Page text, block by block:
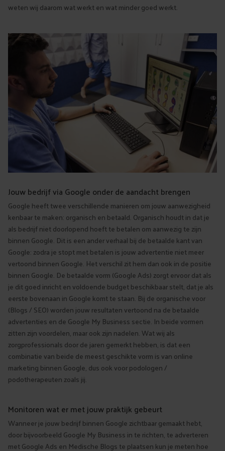
weten wij daarom wat werkt en wat minder goed werkt.
Jouw bedrijf via Google onder de aandacht brengen
Google heeft twee verschillende manieren om jouw aanwezigheid
kenbaar te maken: organisch en betaald. Organisch houdt in dat je
als bedrijf niet doorlopend hoeft te betalen om aanwezig te zijn
binnen Google. Dit is een ander verhaal bij de betaalde kant van
Google: zodra je stopt met betalen is jouw advertentie niet meer
vertoond binnen Google. Het verschil zit hem dan ook in de positie
binnen Google. De betaalde vorm (Google Ads) zorgt ervoor dat als
je dit goed inricht en voldoende budget beschikbaar stelt, dat je als
eerste bovenaan in Google komt te staan. Bij de organische voor
(Blogs / SEO) worden jouw resultaten vertoond na de betaalde
advertenties en de Google My Business sectie. In beide vormen
zitten zijn voordelen, maar ook zijn nadelen. Wat wij als
zorgprofessionals door de jaren gemerkt hebben, is dat een
combinatie van beide de meest geschikte vorm is van online
marketing binnen Google, dus ook voor podologen /
podotherapeuten zoals jij.
Monitoren wat er met jouw praktijk gebeurt
Wanneer je jouw bedrijf binnen Google zichtbaar gemaakt hebt,
door bijvoorbeeld Google My Business in te richten, te adverteren
met Google Ads en Medische Blogs te plaatsen kun je meten hoe